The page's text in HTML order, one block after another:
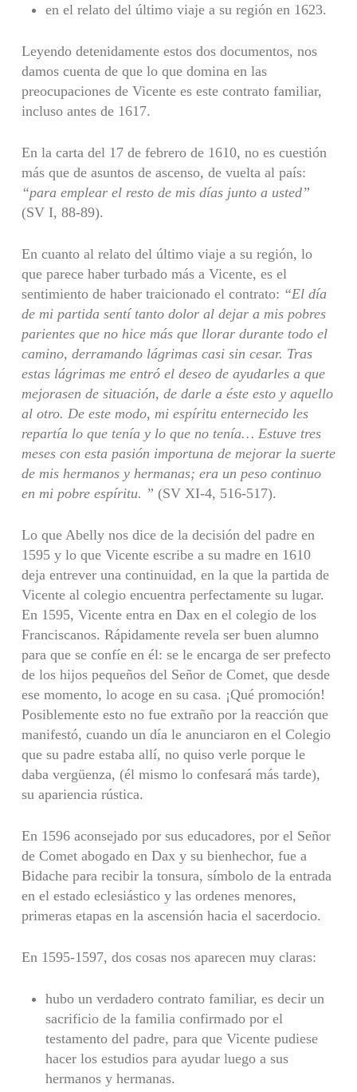
en el relato del último viaje a su región en 1623.
Leyendo detenidamente estos dos documentos, nos
damos cuenta de que lo que domina en las
preocupaciones de Vicente es este contrato familiar,
incluso antes de 1617.
En la carta del 17 de febrero de 1610, no es cuestión
más que de asuntos de ascenso, de vuelta al país:
“para emplear el resto de mis días junto a usted”
(SV I, 88-89).
En cuanto al relato del último viaje a su región, lo
que parece haber turbado más a Vicente, es el
sentimiento de haber traicionado el contrato: “El día
de mi partida sentí tanto dolor al dejar a mis pobres
parientes que no hice más que llorar durante todo el
camino, derramando lágrimas casi sin cesar. Tras
estas lágrimas me entró el deseo de ayudarles a que
mejorasen de situación, de darle a éste esto y aquello
al otro. De este modo, mi espíritu enternecido les
repartía lo que tenía y lo que no tenía… Estuve tres
meses con esta pasión importuna de mejorar la suerte
de mis hermanos y hermanas; era un peso continuo
en mi pobre espíritu. ” (SV XI-4, 516-517).
Lo que Abelly nos dice de la decisión del padre en
1595 y lo que Vicente escribe a su madre en 1610
deja entrever una continuidad, en la que la partida de
Vicente al colegio encuentra perfectamente su lugar.
En 1595, Vicente entra en Dax en el colegio de los
Franciscanos. Rápidamente revela ser buen alumno
para que se confíe en él: se le encarga de ser prefecto
de los hijos pequeños del Señor de Comet, que desde
ese momento, lo acoge en su casa. ¡Qué promoción!
Posiblemente esto no fue extraño por la reacción que
manifestó, cuando un día le anunciaron en el Colegio
que su padre estaba allí, no quiso verle porque le
daba vergüenza, (él mismo lo confesará más tarde),
su apariencia rústica.
En 1596 aconsejado por sus educadores, por el Señor
de Comet abogado en Dax y su bienhechor, fue a
Bidache para recibir la tonsura, símbolo de la entrada
en el estado eclesiástico y las ordenes menores,
primeras etapas en la ascensión hacia el sacerdocio.
En 1595-1597, dos cosas nos aparecen muy claras:
hubo un verdadero contrato familiar, es decir un
sacrificio de la familia confirmado por el
testamento del padre, para que Vicente pudiese
hacer los estudios para ayudar luego a sus
hermanos y hermanas.